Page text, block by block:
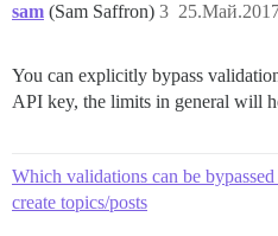
sam (Sam Saffron) 3
You can explicitly bypass
API key, the limits in general will
Which validations can be
create topics/posts